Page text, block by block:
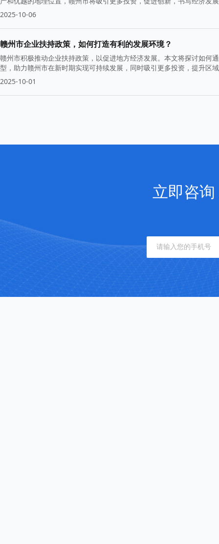
机遇。
2025-10-06
赣州市企业扶持政策，如何打造有利的发展环境？
赣州市积极推动企业扶持政策，以促进地方经济发展。本文将探讨如何
型，助力赣州市在新时期实现可持续发展，同时吸引更多投资，提升区
2025-10-01
立即咨